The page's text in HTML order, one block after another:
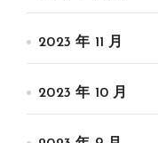
2023 年 11 月
2023 年 10 月